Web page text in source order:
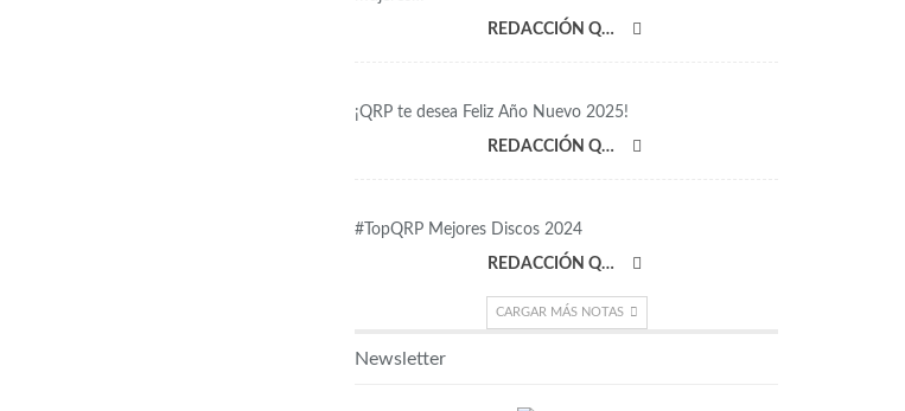
REDACCIÓN QRP
¡QRP te desea Feliz Año Nuevo 2025!
REDACCIÓN QRP
#TopQRP Mejores Discos 2024
REDACCIÓN QRP
CARGAR MÁS NOTAS
Newsletter